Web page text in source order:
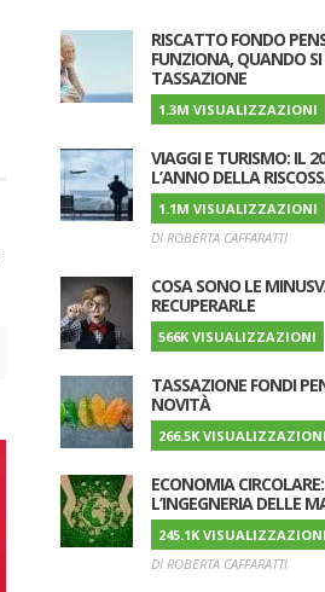
RISCATTO FONDO
FUNZIONA, QUANDO SI
TASSAZIONE
1.3M VISUALIZZAZIONI
VIAGGI E TURISMO: IL
L’ANNO DELLA
1.1M VISUALIZZAZIONI
DI ROBERTA CAFFARATTI
COSA SONO LE
RECUPERARLE
566K VISUALIZZAZIONI
TASSAZIONE FONDI
NOVITÀ
266.5K VISUALIZZAZIONI
ECONOMIA
L’INGEGNERIA DELLE
245.1K VISUALIZZAZIONI
DI ROBERTA CAFFARATTI